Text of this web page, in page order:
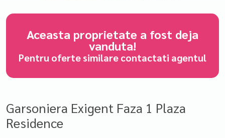
Aceasta proprietate a fost deja
vanduta!
Pentru oferte similare contactati agentul
Garsoniera Exigent Faza 1 Plaza
Residence